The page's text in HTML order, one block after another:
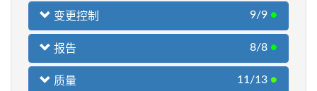
变更控制 9/9 ●
报告 8/8 ●
质量 11/13 ●